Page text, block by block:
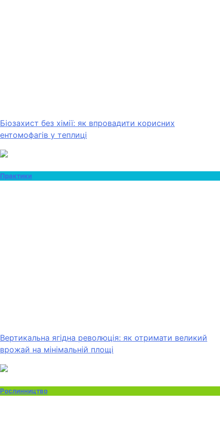
Біозахист без хімії: як впровадити корисних
ентомофагів у теплиці
Практики
Вертикальна ягідна революція: як отримати великий
врожай на мінімальній площі
Рослинництво